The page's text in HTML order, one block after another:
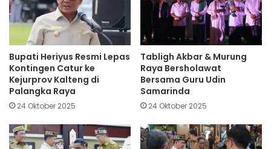
Bupati Heriyus Resmi Lepas
Kontingen Catur ke
Kejurprov Kalteng di
Palangka Raya
24 Oktober 2025
Tabligh Akbar & Murung
Raya Bersholawat
Bersama Guru Udin
Samarinda
24 Oktober 2025